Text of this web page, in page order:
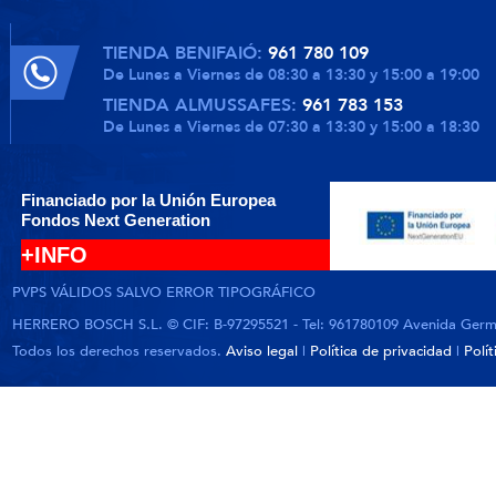
TIENDA BENIFAIÓ: 961 780 109
De Lunes a Viernes de 08:30 a 13:30 y 15:00 a 19:00
TIENDA ALMUSSAFES: 961 783 153
De Lunes a Viernes de 07:30 a 13:30 y 15:00 a 18:30
Financiado por la Unión Europea
Fondos Next Generation
+INFO
PVPS VÁLIDOS SALVO ERROR TIPOGRÁFICO
HERRERO BOSCH S.L. © CIF: B-97295521 - Tel: 961780109 Avenida
Todos los derechos reservados. Aviso legal | Política de privacidad |